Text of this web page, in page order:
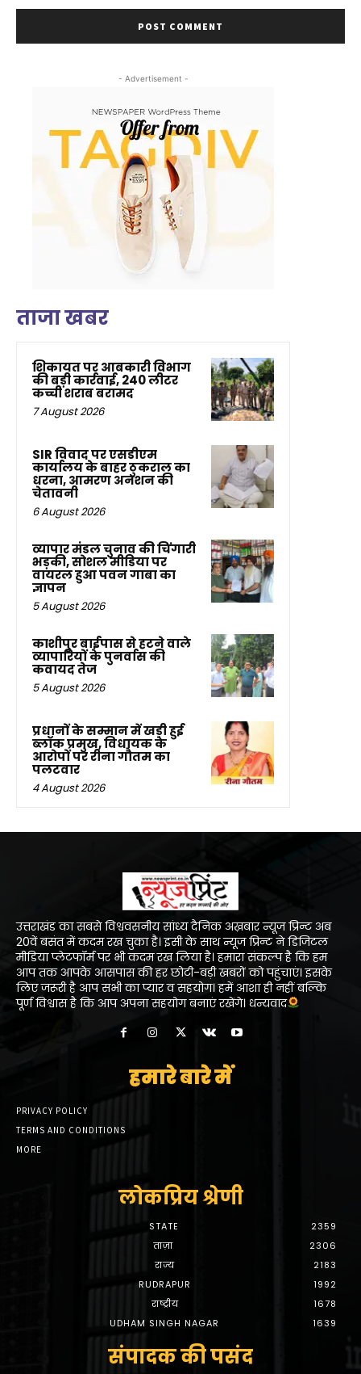
- Advertisement -
ताजा खबर
शिकायत पर आबकारी विभाग
की बड़ी कार्रवाई, 240 लीटर
कच्ची शराब बरामद
7 August 2026
SIR विवाद पर एसडीएम
कार्यालय के बाहर ठुकराल का
धरना, आमरण अनशन की
चेतावनी
6 August 2026
व्यापार मंडल चुनाव की चिंगारी
भड़की, सोशल मीडिया पर
वायरल हुआ पवन गाबा का
ज्ञापन
5 August 2026
काशीपुर बाईपास से हटने वाले
व्यापारियों के पुनर्वास की
कवायद तेज
5 August 2026
प्रधानों के सम्मान में खड़ी हुई
ब्लॉक प्रमुख, विधायक के
आरोपों पर रीना गौतम का
पलटवार
4 August 2026
उत्तराखंड का सबसे विश्ववसनीय सांध्य दैनिक अख़बार न्यूज प्रिन्ट अब
20वें बसंत में कदम रख चुका है। इसी के साथ न्यूज प्रिन्ट ने डिजिटल
मीडिया प्लेटफॉर्म पर भी कदम रख लिया है। हमारा संकल्प है कि हम
आप तक आपके आसपास की हर छोटी-बड़ी खबरों को पहुंचाएं। इसके
लिए जरूरी है आप सभी का प्यार व सहयोग। हमें आशा ही नहीं बल्कि
पूर्ण विश्वास है कि आप अपना सहयोग बनाएं रखेंगे। धन्यवाद
हमारे बारे में
PRIVACY POLICY
TERMS AND CONDITIONS
MORE
लोकप्रिय श्रेणी
STATE
2359
ताज़ा
2306
राज्य
2183
RUDRAPUR
1992
राष्ट्रीय
1678
UDHAM SINGH NAGAR
1639
संपादक की पसंद